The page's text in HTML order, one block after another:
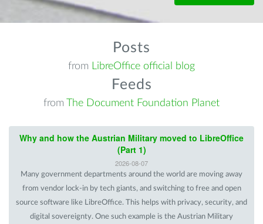
Posts
from LibreOffice official blog
Feeds
from The Document Foundation Planet
Why and how the Austrian Military moved to LibreOffice
(Part 1)
2026-08-07
Many government departments around the world are moving away
from vendor lock-in by tech giants, and switching to free and open
source software like LibreOffice. This helps with privacy, security, and
digital sovereignty. One such example is the Austrian Military